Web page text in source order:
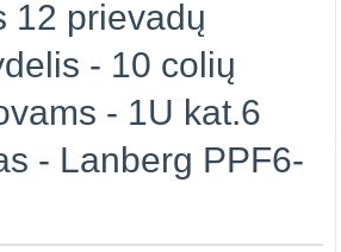
12 prievadų
- 10 colių
- 1U kat.6
- Lanberg PPF6-